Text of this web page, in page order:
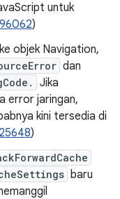
untuk
)
objek Navigation,
dan
Jika
error jaringan,
kini tersedia di
)
baru